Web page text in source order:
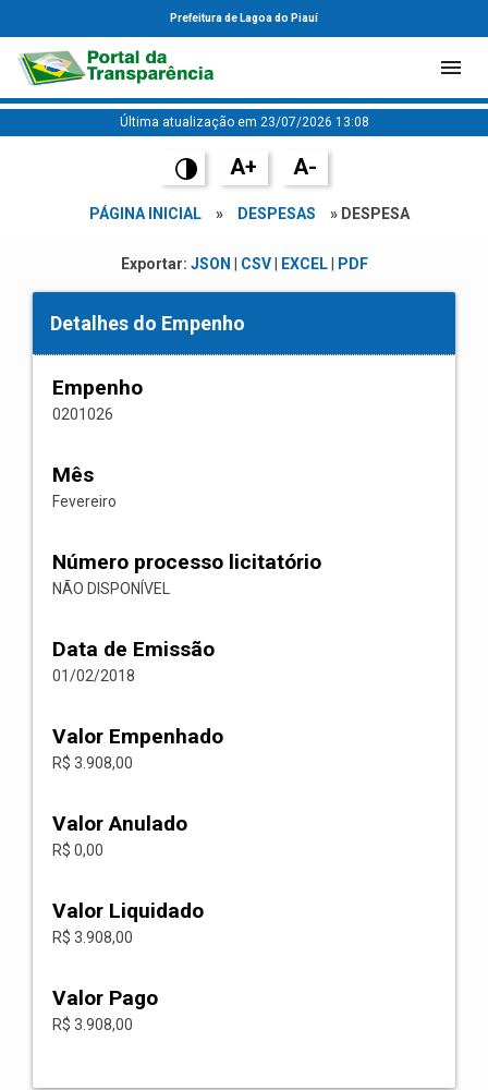
Prefeitura de Lagoa do Piauí
Última atualização em 23/07/2026 13:08
A+ A-
PÁGINA INICIAL » DESPESAS » DESPESA
Exportar: JSON CSV| EXCEL| PDF
Detalhes do Empenho
Empenho
0201026
Mês
Fevereiro
Número processo licitatório
NÃO DISPONÍVEL
Data de Emissão
01/02/2018
Valor Empenhado
R$ 3.908,00
Valor Anulado
R$ 0,00
Valor Liquidado
R$ 3.908,00
Valor Pago
R$ 3.908,00